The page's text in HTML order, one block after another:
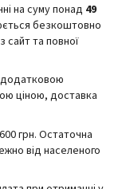
на суму понад 49
безкоштовно
та повної
ціною, доставка
грн. Остаточна
від населеного